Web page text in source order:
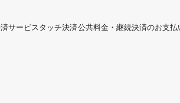
サービスタッチ決済公共料金・継続決済のお支払